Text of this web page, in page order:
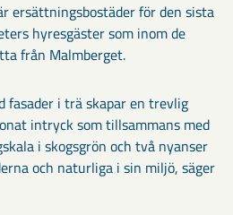
ersättningsbostäder för den sista
hyresgäster som inom de
från Malmberget.
fasader i trä skapar en trevlig
intryck som tillsammans med
i skogsgrön och två nyanser
och naturliga i sin miljö, säger